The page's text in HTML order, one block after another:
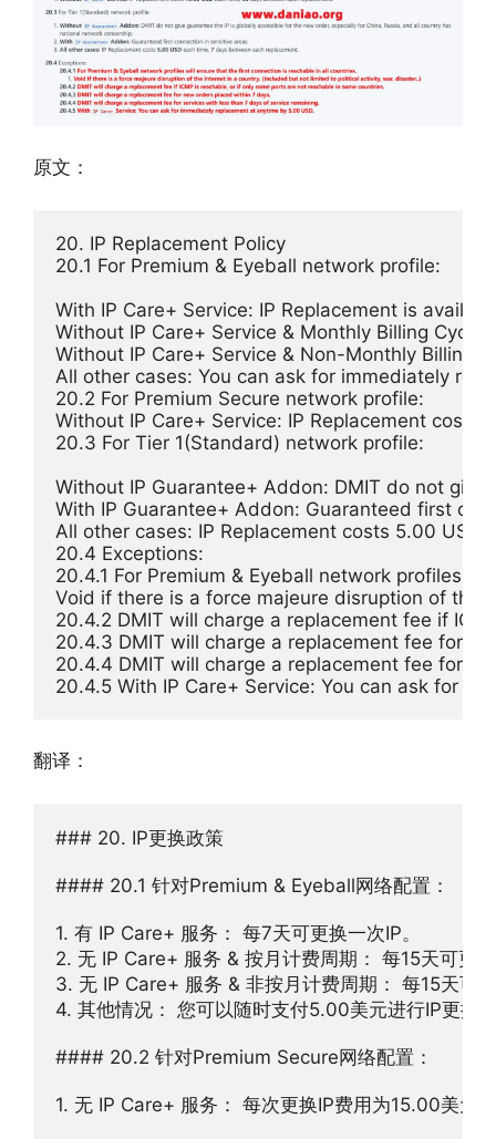
原文：
20. IP Replacement Policy
20.1 For Premium & Eyeball network profile:
With IP Care+ Service: IP Replacement is
Without IP Care+ Service & Monthly Billing
Without IP Care+ Service & Non-Monthly Billing
All other cases: You can ask for immediately
20.2 For Premium Secure network profile:
Without IP Care+ Service: IP Replacement
20.3 For Tier 1(Standard) network profile:
Without IP Guarantee+ Addon: DMIT do not
With IP Guarantee+ Addon: Guaranteed first
All other cases: IP Replacement costs 5.00
20.4 Exceptions:
20.4.1 For Premium & Eyeball network profiles
Void if there is a force majeure disruption of the
20.4.2 DMIT will charge a replacement fee if
20.4.3 DMIT will charge a replacement fee for
20.4.4 DMIT will charge a replacement fee for
20.4.5 With IP Care+ Service: You can ask for
翻译：
### 20. IP更换政策
#### 20.1 针对Premium & Eyeball网络配置：
1. 有 IP Care+ 服务： 每7天可更换一次IP。
2. 无 IP Care+ 服务 & 按月计费周期： 每15天可更
3. 无 IP Care+ 服务 & 非按月计费周期： 每15天可
4. 其他情况： 您可以随时支付5.00美元进行IP更换
#### 20.2 针对Premium Secure网络配置：
1. 无 IP Care+ 服务： 每次更换IP费用为15.00美元